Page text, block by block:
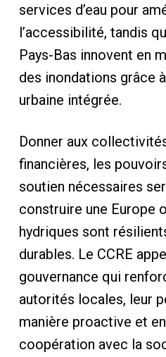
services d’eau pour
l’accessibilité, tandis
Pays-Bas innovent en
des inondations grâce
urbaine intégrée.
Donner aux
financières, les
soutien nécessaires
construire une Europe
hydriques sont
durables. Le CCRE
gouvernance qui
autorités locales, leur
manière proactive et
coopération avec la